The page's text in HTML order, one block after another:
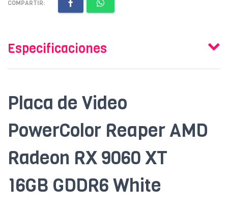
COMPARTIR:
Especificaciones
Placa de Video
PowerColor Reaper AMD
Radeon RX 9060 XT
16GB GDDR6 White